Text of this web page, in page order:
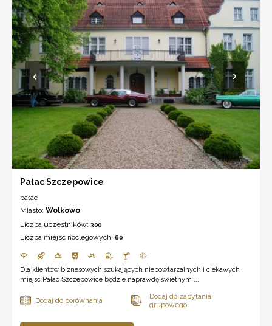
Pałac Szczepowice
pałac
Miasto: Wolkowo
Liczba uczestników: 300
Liczba miejsc noclegowych: 60
Dla klientów biznesowych szukających niepowtarzalnych i ciekawych
miejsc Pałac Szczepowice będzie naprawdę świetnym ...